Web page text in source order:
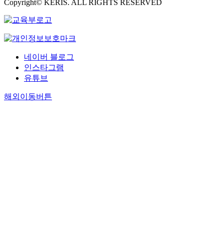
Copyright© KERIS. ALL RIGHTS RESERVED
네이버 블로그
인스타그램
유튜브
해외이동버튼